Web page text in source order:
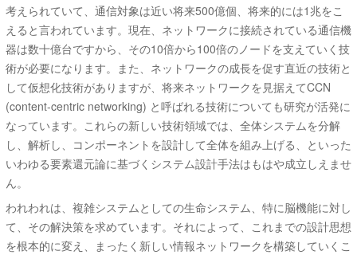
考えられていて、通信対象は近い将来500億個、将来的には1兆をこ
えると言われています。現在、ネットワークに接続されている通信機
器は数十億台ですから、その10倍から100倍のノードを支えていく技
術が必要になります。また、ネットワークの成長を促す直近の技術と
して仮想化技術がありますが、将来ネットワークを見据えてCCN
(content-centric networking) と呼ばれる技術についても研究が活発に
なっています。これらの新しい技術領域では、全体システムを分解
し、解析し、コンポーネントを設計して全体を組み上げる、といった
いわゆる要素還元論に基づくシステム設計手法はもはや成立しえませ
ん。
われわれは、複雑システムとしての生命システム、特に脳機能に対し
て、その解決策を求めています。それによって、これまでの設計思想
を根本的に変え、まったく新しい情報ネットワークを構築していくこ